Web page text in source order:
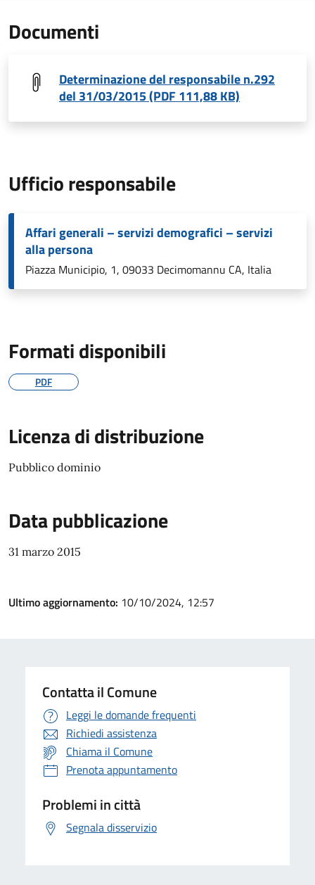
Documenti
Determinazione del responsabile n.292
del 31/03/2015 (PDF 111,88 KB)
Ufficio responsabile
Affari generali – servizi demografici – servizi
alla persona
Piazza Municipio, 1, 09033 Decimomannu CA, Italia
Formati disponibili
PDF
Licenza di distribuzione
Pubblico dominio
Data pubblicazione
31 marzo 2015
Ultimo aggiornamento: 10/10/2024, 12:57
Contatta il Comune
Leggi le domande frequenti
Richiedi assistenza
Chiama il Comune
Prenota appuntamento
Problemi in città
Segnala disservizio